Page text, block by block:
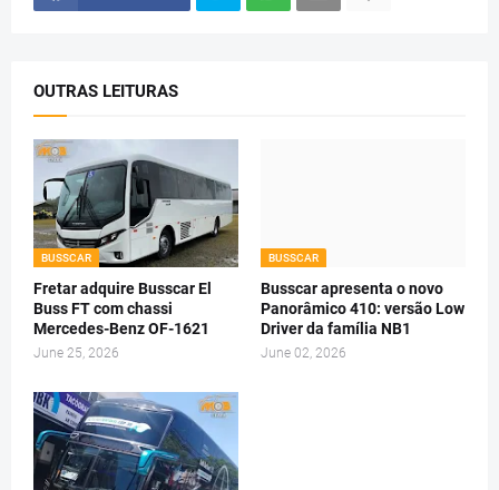
OUTRAS LEITURAS
BUSSCAR
Fretar adquire Busscar El
Buss FT com chassi
Mercedes-Benz OF-1621
June 25, 2026
BUSSCAR
Busscar apresenta o novo
Panorâmico 410: versão Low
Driver da família NB1
June 02, 2026